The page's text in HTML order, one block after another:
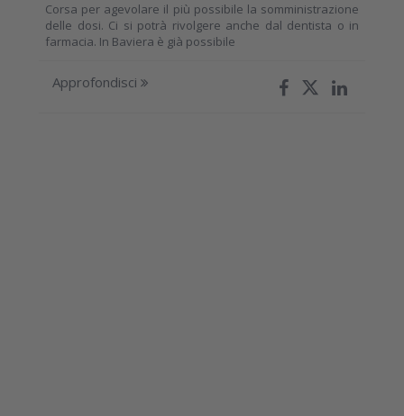
Corsa per agevolare il più possibile la somministrazione
delle dosi. Ci si potrà rivolgere anche dal dentista o in
farmacia. In Baviera è già possibile
Approfondisci